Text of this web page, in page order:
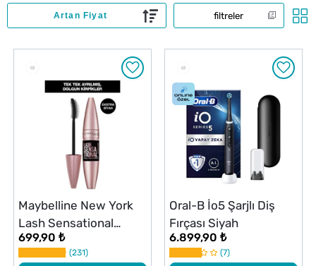
filtreler
Maybelline New York
Lash Sensational
Yelpaze Etkili Maskara
Ekstra Siyah
699,90 ₺
231
Oral-B İo5 Şarjlı Diş
Fırçası Siyah
6.899,90 ₺
7